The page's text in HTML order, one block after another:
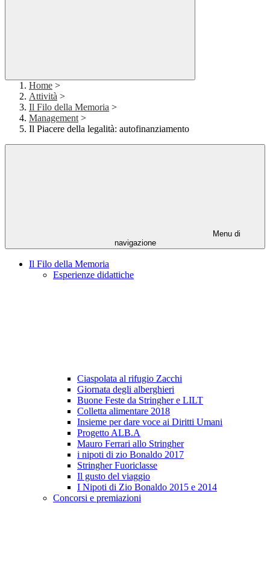
Home >
Attività >
Il Filo della Memoria >
Management >
Il Piacere della legalità: autofinanziamento
Menu di
navigazione
Il Filo della Memoria
Esperienze didattiche
Ciaspolata al rifugio Zacchi
Giornata degli alberghieri
Buone Feste da Stringher e LILT
Colletta alimentare 2018
Insieme per dare voce ai Diritti Umani
Progetto ALB.A
Mauro Ferrari allo Stringher
i nipoti di zio Bonaldo 2017
Stringher Fuoriclasse
Il gusto del viaggio
I Nipoti di Zio Bonaldo 2015 e 2014
Concorsi e premiazioni